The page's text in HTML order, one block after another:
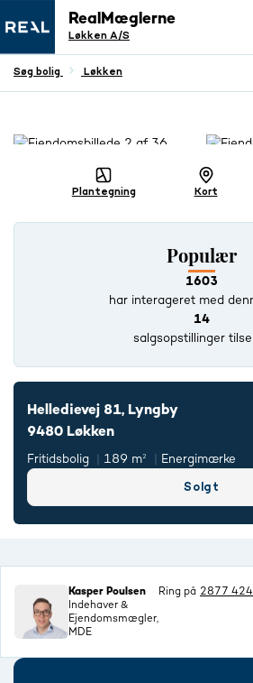
RealMæglerne
Løkken A/S
Søg bolig Løkken
Plantegning Kort
Populær
1603
har interageret med
14
salgsopstillinger
Helledievej 81, Lyngby
9480 Løkken
Fritidsbolig 189 m² Energimærke
Solgt
Kasper Poulsen
Indehaver &
Ejendomsmægler,
MDE
Ring på 2877